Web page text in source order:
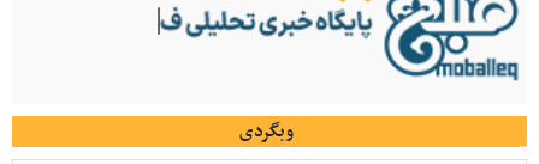
وبگردی